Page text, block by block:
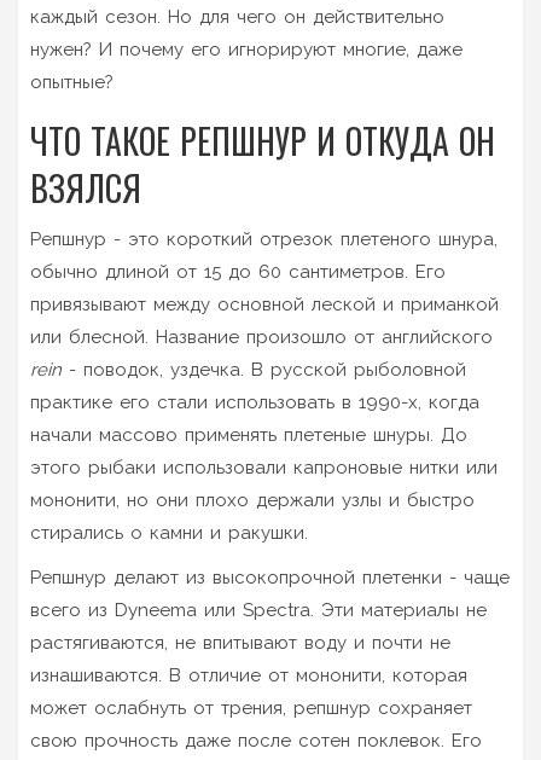
каждый сезон. Но для чего он действительно
нужен? И почему его игнорируют многие, даже
опытные?
ЧТО ТАКОЕ РЕПШНУР И ОТКУДА ОН
ВЗЯЛСЯ
Репшнур - это короткий отрезок плетеного шнура,
обычно длиной от 15 до 60 сантиметров. Его
привязывают между основной леской и приманкой
или блесной. Название произошло от английского
rein - поводок, уздечка. В русской рыболовной
практике его стали использовать в 1990-х, когда
начали массово применять плетеные шнуры. До
этого рыбаки использовали капроновые нитки или
мононити, но они плохо держали узлы и быстро
стирались о камни и ракушки.
Репшнур делают из высокопрочной плетенки - чаще
всего из Dyneema или Spectra. Эти материалы не
растягиваются, не впитывают воду и почти не
изнашиваются. В отличие от мононити, которая
может ослабнуть от трения, репшнур сохраняет
свою прочность даже после сотен поклевок. Его